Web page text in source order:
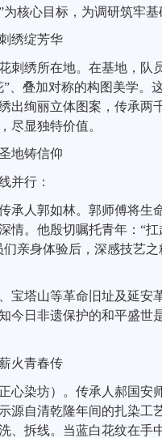
核心目标，为调研筑牢基
绣绽芳华
刺绣所在地。在基地，队
、叠加对称的构图美学。
出绚丽立体图案，传承两
尽显独特价值。
地铸信仰
并行：
承人郭如林。郭师傅将生
情。他殷切嘱托青年：“
亲身体验后，深感技艺
宝塔山等革命旧址及延安
今日非遗保护的和平盛世
火青春传
心染坊）。传承人郝国安
源自清乾隆年间的扎染工
、拆线。当蓝白花纹在手